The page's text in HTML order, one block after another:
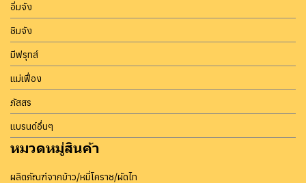
อิ่มจัง
ชิมจัง
มีฟรุทส์
แม่เฟื่อง
ภัสสร
แบรนด์อื่นๆ
หมวดหมู่สินค้า
ผลิตภัณฑ์จากข้าว/หมี่โคราช/ผัดไท